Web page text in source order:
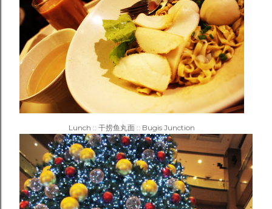
Lunch :: 干捞鱼丸面 :: Bugis Junction